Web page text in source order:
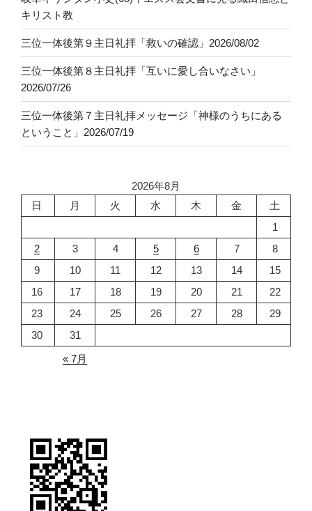
キリスト教
三位一体後第９主日礼拝「救いの確認」2026/08/02
三位一体後第８主日礼拝「互いに愛し合いなさい」
2026/07/26
三位一体後第７主日礼拝メッセージ「神様のうちにある
ということ」2026/07/19
2026年8月
日
月 火 水 木 金
土
1
2
3 4 5 6 7
8
9
10 11 12 13 14
15
16
17 18 19 20 21
22
23
24 25 26 27 28
29
30
31
« 7月